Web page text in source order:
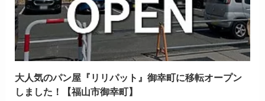
大人気のパン屋『リリパット』御幸町に移転オープン
しました！【福山市御幸町】